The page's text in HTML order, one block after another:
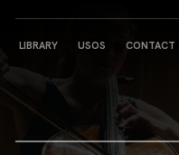
LIBRARY USOS CONTACT